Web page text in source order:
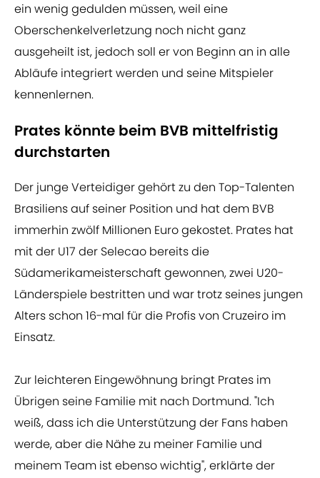
ein wenig gedulden müssen, weil eine
Oberschenkelverletzung noch nicht ganz
ausgeheilt ist, jedoch soll er von Beginn an in alle
Abläufe integriert werden und seine Mitspieler
kennenlernen.
Prates könnte beim BVB mittelfristig
durchstarten
Der junge Verteidiger gehört zu den Top-Talenten
Brasiliens auf seiner Position und hat dem BVB
immerhin zwölf Millionen Euro gekostet. Prates hat
mit der U17 der Selecao bereits die
Südamerikameisterschaft gewonnen, zwei U20-
Länderspiele bestritten und war trotz seines jungen
Alters schon 16-mal für die Profis von Cruzeiro im
Einsatz.
Zur leichteren Eingewöhnung bringt Prates im
Übrigen seine Familie mit nach Dortmund. "Ich
weiß, dass ich die Unterstützung der Fans haben
werde, aber die Nähe zu meiner Familie und
meinem Team ist ebenso wichtig", erklärte der